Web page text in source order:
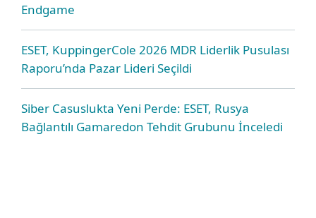
Endgame
ESET, KuppingerCole 2026 MDR Liderlik Pusulası
Raporu’nda Pazar Lideri Seçildi
Siber Casuslukta Yeni Perde: ESET, Rusya
Bağlantılı Gamaredon Tehdit Grubunu İnceledi